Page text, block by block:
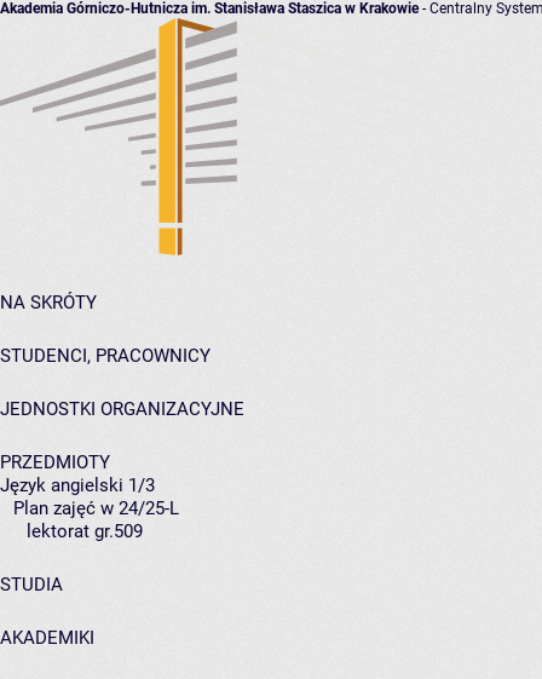
Akademia Górniczo-Hutnicza im. Stanisława Staszica w Krakowie- Centralny
NA SKRÓTY
STUDENCI, PRACOWNICY
JEDNOSTKI ORGANIZACYJNE
PRZEDMIOTY
Język angielski 1/3
Plan zajęć w 24/25-L
lektorat gr.509
STUDIA
AKADEMIKI